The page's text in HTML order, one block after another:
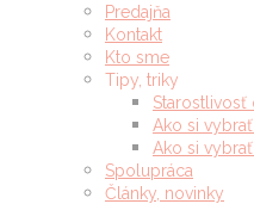
Predajňa
Kontakt
Kto sme
Tipy, triky
Starostlivosť
Ako si
Ako si
Spolupráca
Články, novinky